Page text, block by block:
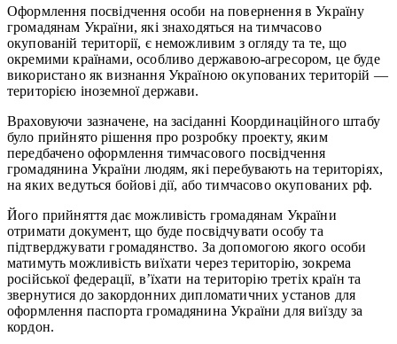
Оформлення посвідчення особи на повернення в Україну
громадянам України, які знаходяться на тимчасово
окупованій території, є неможливим з огляду та те, що
окремими країнами, особливо державою-агресором, це буде
використано як визнання Україною окупованих територій —
територією іноземної держави.
Враховуючи зазначене, на засіданні Координаційного штабу
було прийнято рішення про розробку проекту, яким
передбачено оформлення тимчасового посвідчення
громадянина України людям, які перебувають на територіях,
на яких ведуться бойові дії, або тимчасово окупованих рф.
Його прийняття дає можливість громадянам України
отримати документ, що буде посвідчувати особу та
підтверджувати громадянство. За допомогою якого особи
матимуть можливість виїхати через територію, зокрема
російської федерації, в’їхати на територію третіх країн та
звернутися до закордонних дипломатичних установ для
оформлення паспорта громадянина України для виїзду за
кордон.